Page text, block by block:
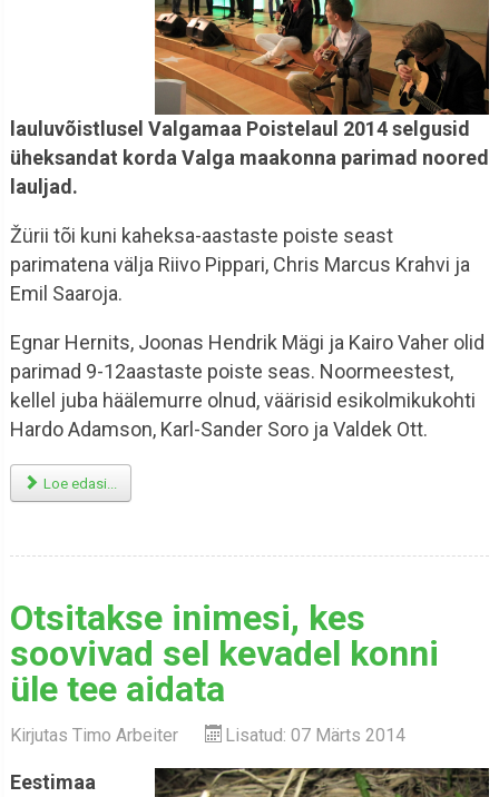
lauluvõistlusel Valgamaa Poistelaul 2014 selgusid
üheksandat korda Valga maakonna parimad noored
lauljad.
Žürii tõi kuni kaheksa-aastaste poiste seast
parimatena välja Riivo Pippari, Chris Marcus Krahvi ja
Emil Saaroja.
Egnar Hernits, Joonas Hendrik Mägi ja Kairo Vaher olid
parimad 9-12aastaste poiste seas. Noormeestest,
kellel juba häälemurre olnud, väärisid esikolmikukohti
Hardo Adamson, Karl-Sander Soro ja Valdek Ott.
Loe edasi...
Otsitakse inimesi, kes
soovivad sel kevadel konni
üle tee aidata
Kirjutas Timo Arbeiter Lisatud: 07 Märts 2014
Eestimaa